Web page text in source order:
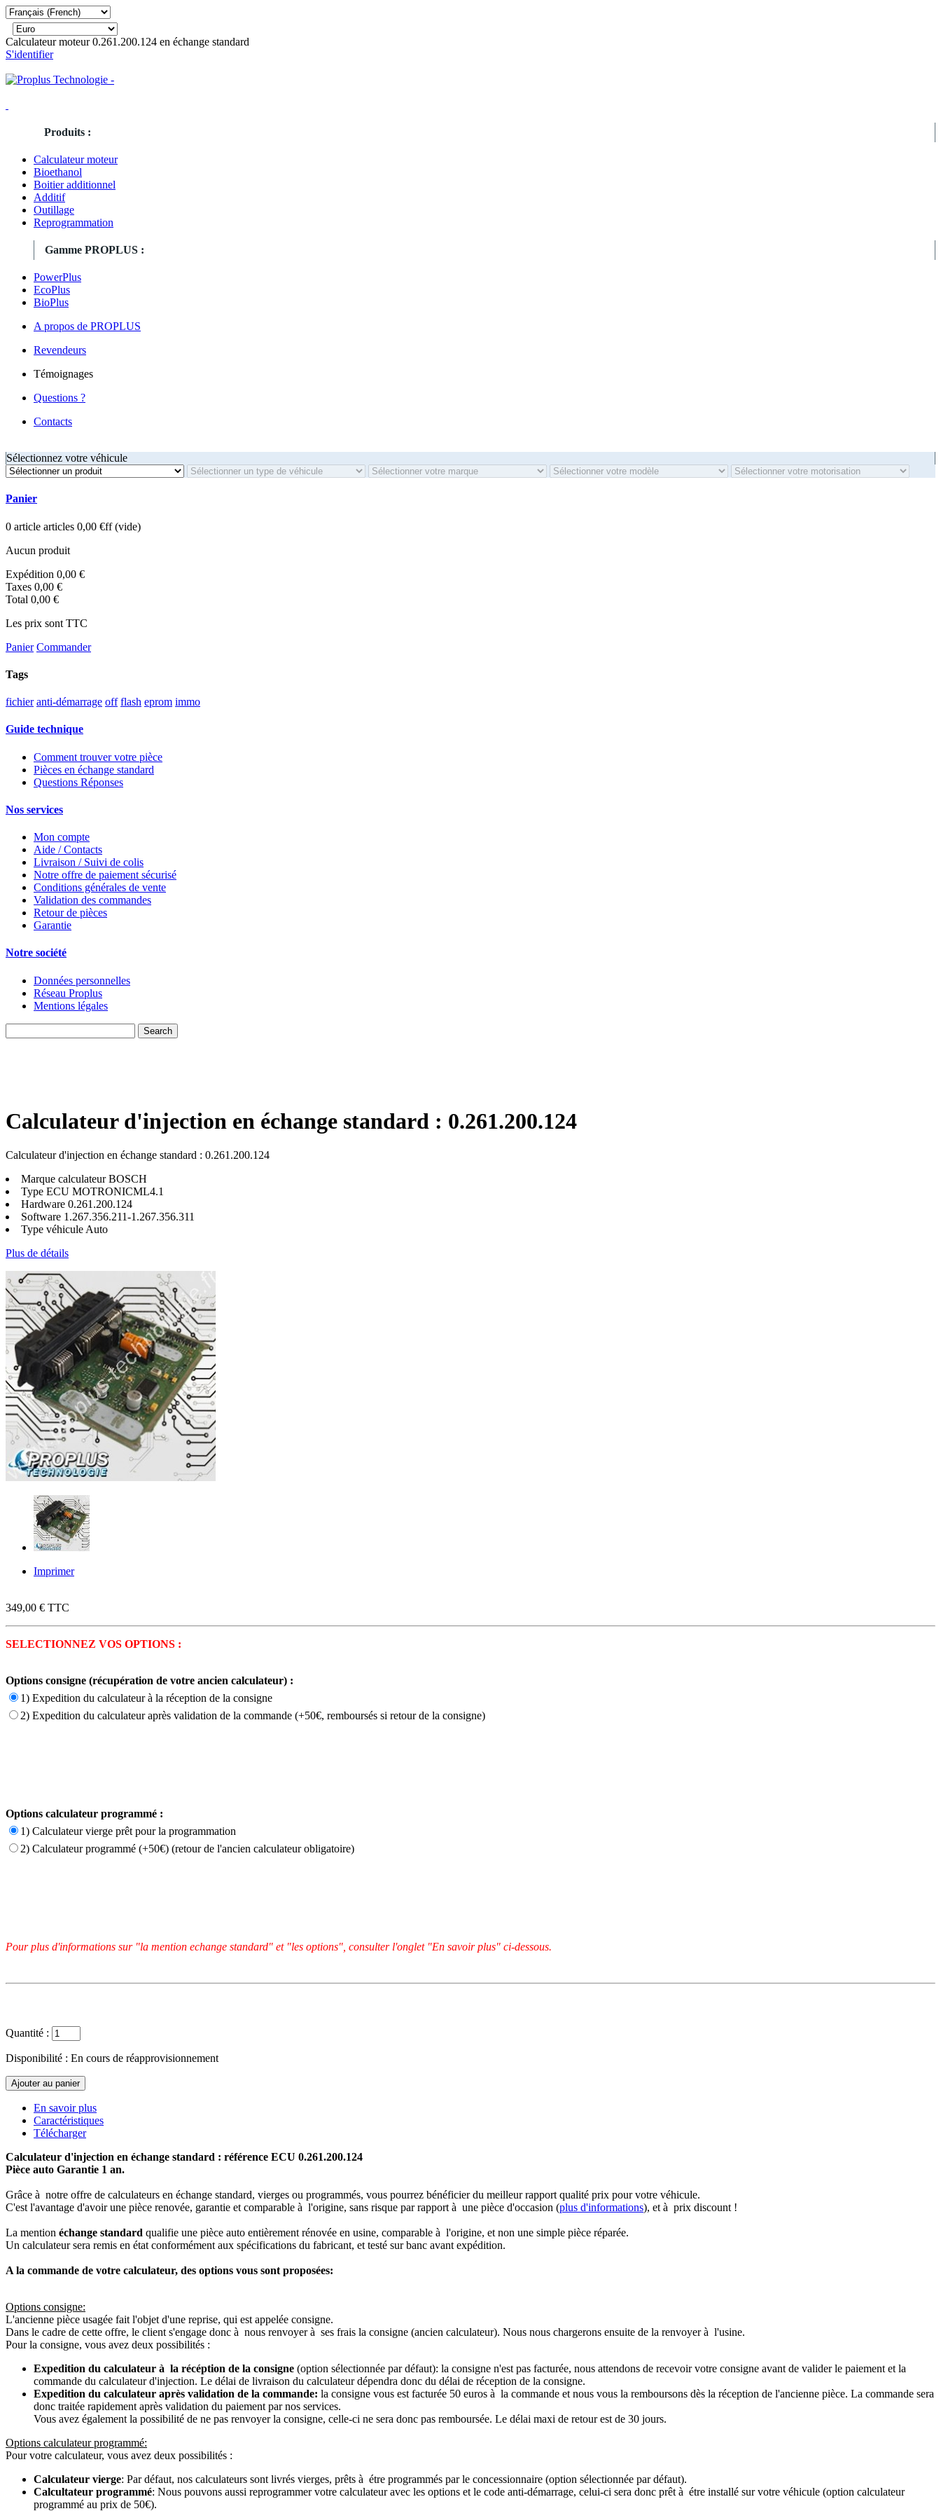
Calculateur moteur 0.261.200.124 en échange standard
S'identifier
Produits :
Calculateur moteur
Bioethanol
Boitier additionnel
Additif
Outillage
Reprogrammation
Gamme PROPLUS :
PowerPlus
EcoPlus
BioPlus
A propos de PROPLUS
Revendeurs
Témoignages
Questions ?
Contacts
Sélectionnez votre véhicule
Panier
0 article articles 0,00 €ff (vide)
Aucun produit
Expédition 0,00 €
Taxes 0,00 €
Total 0,00 €
Les prix sont TTC
Panier Commander
Tags
fichier anti-démarrage off flash eprom immo
Guide technique
Comment trouver votre pièce
Pièces en échange standard
Questions Réponses
Nos services
Mon compte
Aide / Contacts
Livraison / Suivi de colis
Notre offre de paiement sécurisé
Conditions générales de vente
Validation des commandes
Retour de pièces
Garantie
Notre société
Données personnelles
Réseau Proplus
Mentions légales
Calculateur d'injection en échange standard : 0.261.200.124
Calculateur d'injection en échange standard : 0.261.200.124
Marque calculateurBOSCH
Type ECU MOTRONICML4.1
Hardware 0.261.200.124
Software 1.267.356.211-1.267.356.311
Type véhicule Auto
Plus de détails
Imprimer
349,00 € TTC
SELECTIONNEZ VOS OPTIONS :
Options consigne (récupération de votre ancien calculateur) :
1) Expedition du calculateur à la réception de la consigne
2) Expedition du calculateur après validation de la commande (+50€, remboursés si retour de la consigne)
Options calculateur programmé :
1) Calculateur vierge prêt pour la programmation
2) Calculateur programmé (+50€) (retour de l'ancien calculateur obligatoire)
Pour plus d'informations sur "la mention echange standard" et "les options", consulter l'onglet "En savoir plus" ci-dessous.
Quantité :
Disponibilité : En cours de réapprovisionnement
En savoir plus
Caractéristiques
Télécharger
Calculateur d'injection en échange standard : référence ECU 0.261.200.124
Pièce auto Garantie 1 an.
Grâce à notre offre de calculateurs en échange standard, vierges ou programmés, vous pourrez bénéficier du meilleur rapport qualité prix pour votre véhicule.
C'est l'avantage d'avoir une pièce renovée, garantie et comparable à l'origine, sans risque par rapport à une pièce d'occasion (plus d'informations), et à prix discount !
La mention échange standard qualifie une pièce auto entièrement rénovée en usine, comparable à l'origine, et non une simple pièce réparée.
Un calculateur sera remis en état conformément aux spécifications du fabricant, et testé sur banc avant expédition.
A la commande de votre calculateur, des options vous sont proposées:
Options consigne:
L'ancienne pièce usagée fait l'objet d'une reprise, qui est appelée consigne.
Dans le cadre de cette offre, le client s'engage donc à nous renvoyer à ses frais la consigne (ancien calculateur). Nous nous chargerons ensuite de la renvoyer à l'usine.
Pour la consigne, vous avez deux possibilités :
Expedition du calculateur à la récéption de la consigne (option sélectionnée par défaut): la consigne n'est pas facturée, nous attendons de recevoir votre consigne avant de valider le paiement et la
commande du calculateur d'injection. Le délai de livraison du calculateur dépendra donc du délai de réception de la consigne.
Expedition du calculateur après validation de la commande: la consigne vous est facturée 50 euros à la commande et nous vous la remboursons dès la réception de l'ancienne pièce. La commande sera
donc traitée rapidement après validation du paiement par nos services.
Vous avez également la possibilité de ne pas renvoyer la consigne, celle-ci ne sera donc pas remboursée. Le délai maxi de retour est de 30 jours.
Options calculateur programmé:
Pour votre calculateur, vous avez deux possibilités :
Calculateur vierge: Par défaut, nos calculateurs sont livrés vierges, prêts à étre programmés par le concessionnaire (option sélectionnée par défaut).
Calcultateur programmé: Nous pouvons aussi reprogrammer votre calculateur avec les options et le code anti-démarrage, celui-ci sera donc prêt à étre installé sur votre véhicule (option calculateur
programmé au prix de 50€).